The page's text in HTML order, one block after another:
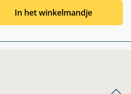
In het winkelmandje